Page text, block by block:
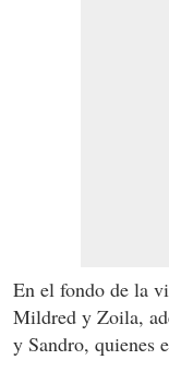
En el fondo de la
Mildred y Zoila,
y Sandro, quienes